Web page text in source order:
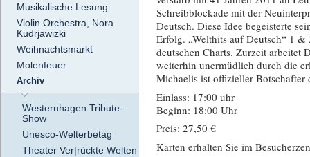
Musikalische Lesung
Violin Orchestra, Nora
Kudrjawizki
Weihnachtsmarkt
Molenfeuer
Archiv
Westernhagen Tribute-
Show
Unesco-Welterbetag
Theater Ver|rückte Welten
Schreibblockade mit der
Deutsch. Diese Idee begeisterte
Erfolg. „Welthits auf Deutsch“ 1
deutschen Charts. Zurzeit
weiterhin unermüdlich durch die
Michaelis ist offizieller Botschafter
Einlass: 17:00 uhr
Beginn: 18:00 Uhr
Preis: 27,50 €
Karten erhalten Sie im